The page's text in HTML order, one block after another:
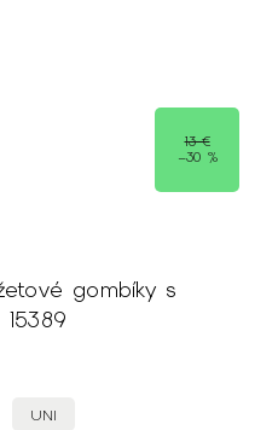
13 €
–30 %
gombíky s
UNI